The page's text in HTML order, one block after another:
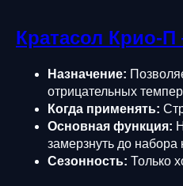
Кратасол Крио-
Назначение:
отрицательных
Когда применять:
Основная функция:
замерзнуть до набора
Сезонность: Только